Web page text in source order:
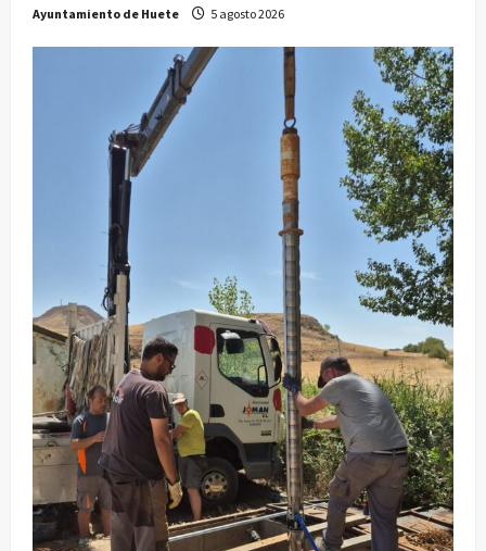
Ayuntamiento de Huete 5 agosto 2026